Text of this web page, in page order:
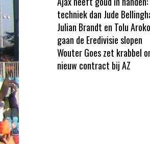
techniek dan Jude
Julian Brandt en Tolu
gaan de Eredivisie slopen
Wouter Goes zet krabbel
nieuw contract bij AZ